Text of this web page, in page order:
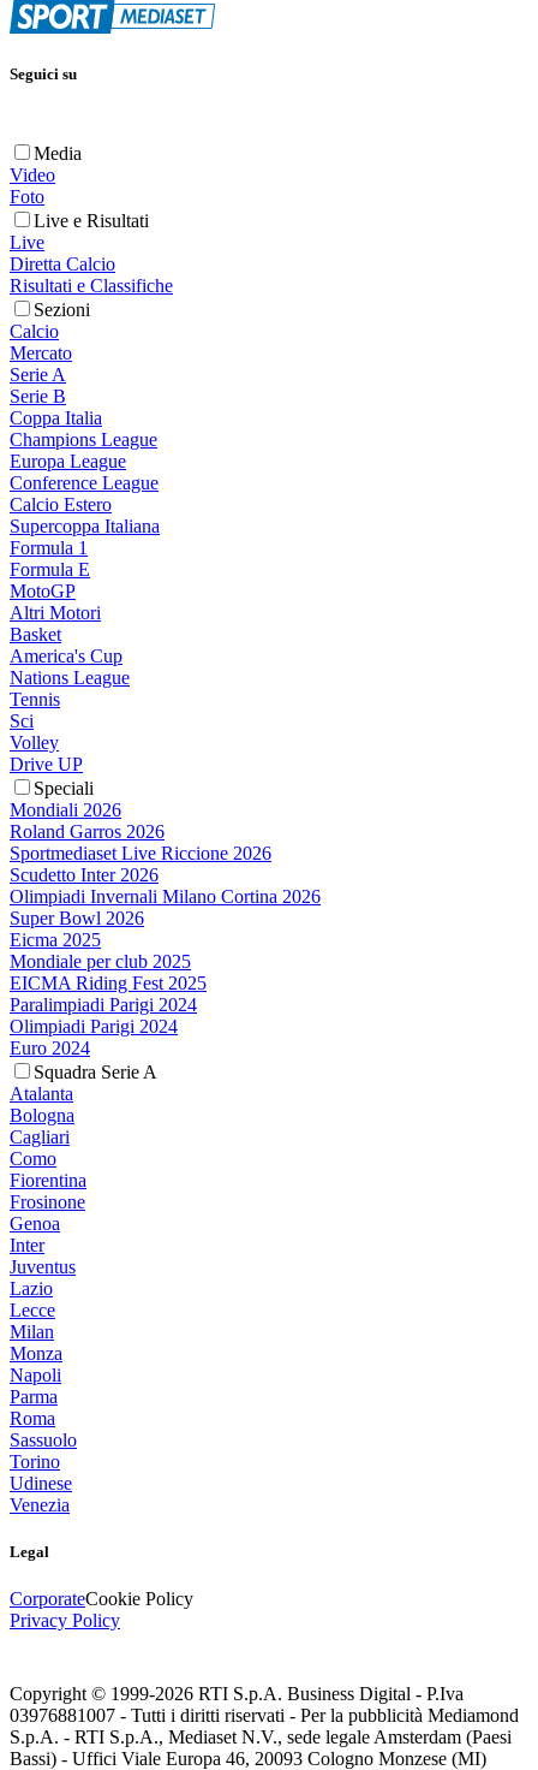
Seguici su
Media
Video
Foto
Live e Risultati
Live
Diretta Calcio
Risultati e Classifiche
Sezioni
Calcio
Mercato
Serie A
Serie B
Coppa Italia
Champions League
Europa League
Conference League
Calcio Estero
Supercoppa Italiana
Formula 1
Formula E
MotoGP
Altri Motori
Basket
America's Cup
Nations League
Tennis
Sci
Volley
Drive UP
Speciali
Mondiali 2026
Roland Garros 2026
Sportmediaset Live Riccione 2026
Scudetto Inter 2026
Olimpiadi Invernali Milano Cortina 2026
Super Bowl 2026
Eicma 2025
Mondiale per club 2025
EICMA Riding Fest 2025
Paralimpiadi Parigi 2024
Olimpiadi Parigi 2024
Euro 2024
Squadra Serie A
Atalanta
Bologna
Cagliari
Como
Fiorentina
Frosinone
Genoa
Inter
Juventus
Lazio
Lecce
Milan
Monza
Napoli
Parma
Roma
Sassuolo
Torino
Udinese
Venezia
Legal
CorporateCookie Policy
Privacy Policy
Copyright © 1999-2026 RTI S.p.A. Business Digital - P.Iva
03976881007 - Tutti i diritti riservati - Per la pubblicità Mediamond
S.p.A. - RTI S.p.A., Mediaset N.V., sede legale Amsterdam (Paesi
Bassi) - Uffici Viale Europa 46, 20093 Cologno Monzese (MI)